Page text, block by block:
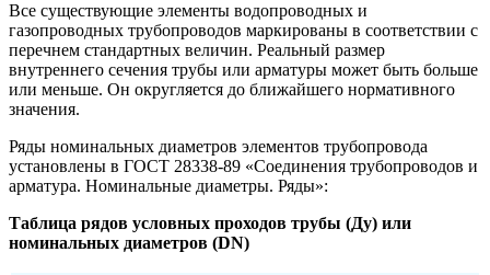
Все существующие элементы водопроводных и
газопроводных трубопроводов маркированы в соответствии с
перечнем стандартных величин. Реальный размер
внутреннего сечения трубы или арматуры может быть больше
или меньше. Он округляется до ближайшего нормативного
значения.
Ряды номинальных диаметров элементов трубопровода
установлены в ГОСТ 28338-89 «Соединения трубопроводов и
арматура. Номинальные диаметры. Ряды»:
Таблица рядов условных проходов трубы (Ду) или
номинальных диаметров (DN)